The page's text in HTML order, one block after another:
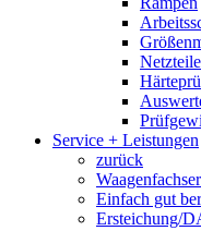
Netzteile
Service + Leistungen
zurück
Einfach gut
Ersteichung/